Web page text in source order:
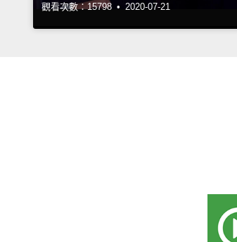
觀看次數：15798 • 2020-07-21